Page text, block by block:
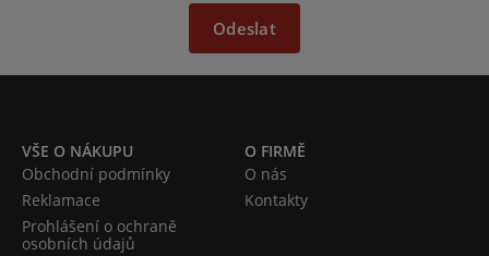
Odeslat
VŠE O NÁKUPU
Obchodní podmínky
Reklamace
Prohlášení o ochraně
osobních údajů
O FIRMĚ
O nás
Kontakty